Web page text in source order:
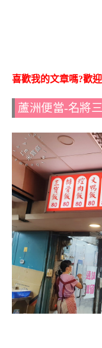
喜歡我的文章嗎?歡
蘆洲便當-名將